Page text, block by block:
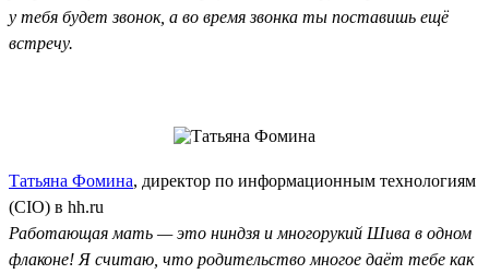
у тебя будет звонок, а во время звонка ты поставишь ещё
встречу.
Татьяна Фомина, директор по информационным технологиям
(CIO) в hh.ru
Работающая мать — это ниндзя и многорукий Шива в одном
флаконе! Я считаю, что родительство многое даёт тебе как